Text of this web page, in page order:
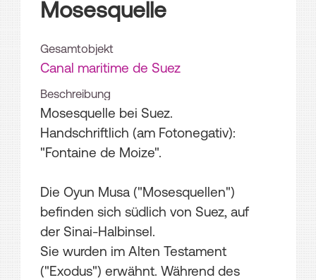
Mosesquelle
Gesamtobjekt
Canal maritime de Suez
Beschreibung
Mosesquelle bei Suez.
Handschriftlich (am Fotonegativ):
"Fontaine de Moize".
Die Oyun Musa ("Mosesquellen")
befinden sich südlich von Suez, auf
der Sinai-Halbinsel.
Sie wurden im Alten Testament
("Exodus") erwähnt. Während des